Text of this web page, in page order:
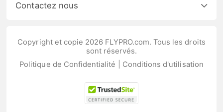
Contactez nous
Copyright et copie 2026 FLYPRO.com. Tous les droits
sont réservés.
Politique de Confidentialité
Conditions d'utilisation